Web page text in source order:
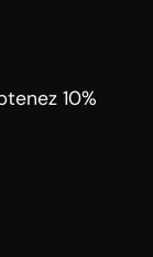
10%